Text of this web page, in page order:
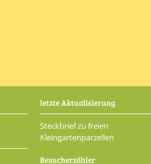
letzte Aktualisierung
Steckbrief zu freien
Kleingartenparzellen
Besucherzähler